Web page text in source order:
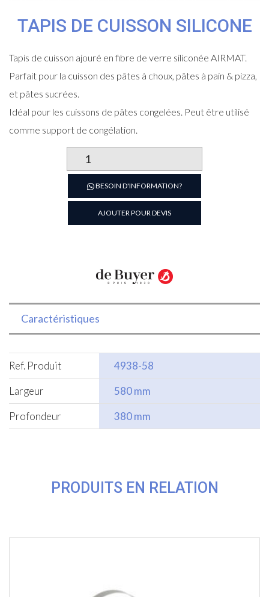
TAPIS DE CUISSON SILICONE
Tapis de cuisson ajouré en fibre de verre siliconée AIRMAT.
Parfait pour la cuisson des pâtes à choux, pâtes à pain & pizza,
et pâtes sucrées.
Idéal pour les cuissons de pâtes congelées. Peut être utilisé
comme support de congélation.
Tapis
de
cuisson
silicone
BESOIN D'INFORMATION?
AJOUTER POUR DEVIS
Caractéristiques
Ref. Produit
4938-58
Largeur
580 mm
Profondeur
380 mm
PRODUITS EN RELATION